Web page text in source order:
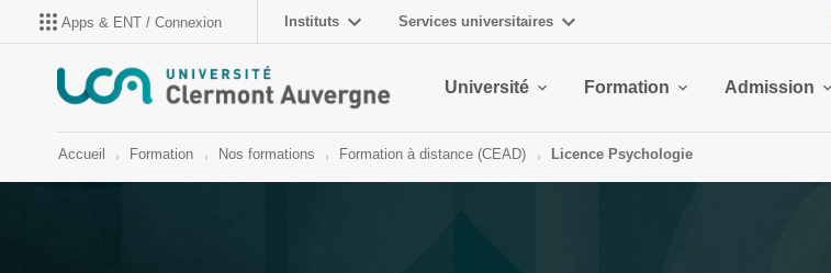
Apps & ENT / Connexion Instituts Services universitaires
Université Formation Admission
Accueil Formation Nos formations Formation à distance (CEAD) Licence Psychologie